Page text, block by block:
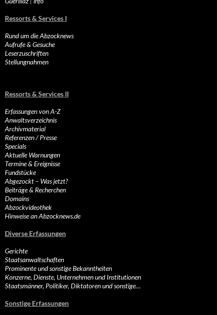
Ressorts & Services I
Rund um die Abzocknews
Aufrufe & Gesuche
Leserzuschriften
Stellungnahmen
Ressorts & Services II
Erfassungen von A-Z
Anwaltsverzeichnis
Archivmaterial
Referenzen / Presse
Specials
Aktuelle Warnungen
Termine & Ereignisse
Fundstücke
Abgezockt – Was jetzt?
Beiträge & Recherchen
Domains
Abzockvideothek
Hinweise an Abzocknews.de
Diverse Erfassungen
Gerichte
Staatsanwaltschaften
Prominente und sonstige Bekanntheiten
Konzerne, Dienste, Unternehmen und Institutionen
Staatsmänner, Politiker, Diktatoren und sonstige…
Sonstige Erfassungen